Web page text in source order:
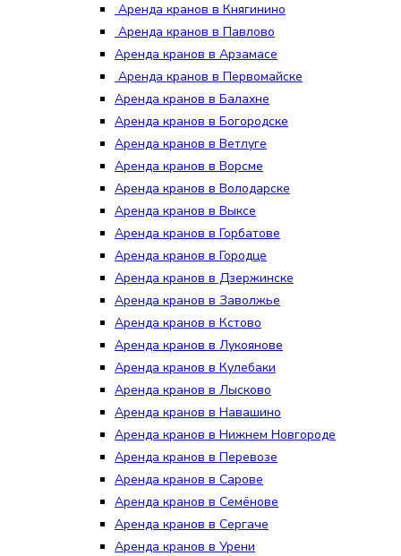
Аренда кранов в Княгинино
Аренда кранов в Павлово
Аренда кранов в Арзамасе
Аренда кранов в Первомайске
Аренда кранов в Балахне
Аренда кранов в Богородске
Аренда кранов в Ветлуге
Аренда кранов в Ворсме
Аренда кранов в Володарске
Аренда кранов в Выксе
Аренда кранов в Горбатове
Аренда кранов в Городце
Аренда кранов в Дзержинске
Аренда кранов в Заволжье
Аренда кранов в Кстово
Аренда кранов в Лукоянове
Аренда кранов в Кулебаки
Аренда кранов в Лысково
Аренда кранов в Навашино
Аренда кранов в Нижнем Новгороде
Аренда кранов в Перевозе
Аренда кранов в Сарове
Аренда кранов в Семёнове
Аренда кранов в Сергаче
Аренда кранов в Урени